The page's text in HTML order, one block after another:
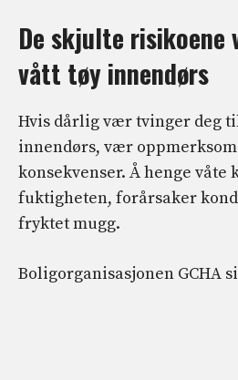
De skjulte risikoene
vått tøy innendørs
Hvis dårlig vær tvinger deg
innendørs, vær
konsekvenser. Å henge
fuktigheten, forårsaker
fryktet mugg.
Boligorganisasjonen GCHA